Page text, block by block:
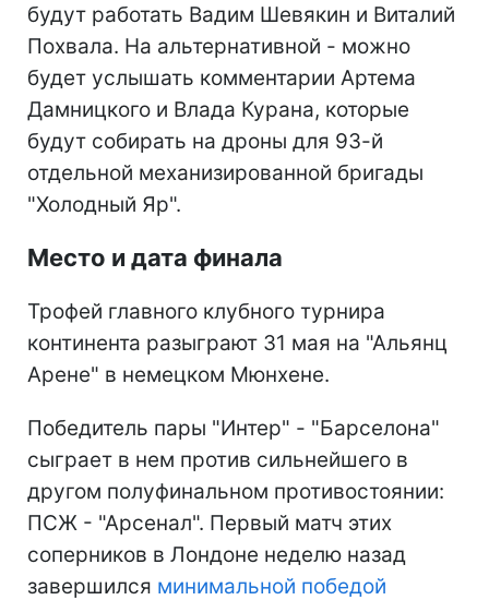
будут работать Вадим Шевякин и Виталий
Похвала. На альтернативной - можно
будет услышать комментарии Артема
Дамницкого и Влада Курана, которые
будут собирать на дроны для 93-й
отдельной механизированной бригады
"Холодный Яр".
Место и дата финала
Трофей главного клубного турнира
континента разыграют 31 мая на "Альянц
Арене" в немецком Мюнхене.
Победитель пары "Интер" - "Барселона"
сыграет в нем против сильнейшего в
другом полуфинальном противостоянии:
ПСЖ - "Арсенал". Первый матч этих
соперников в Лондоне неделю назад
завершился минимальной победой